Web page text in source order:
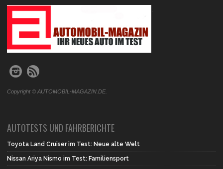
Copyright © AUTOMOBIL-MAGAZIN.DE.
AUTOTESTS UND FAHRBERICHTE
Toyota Land Cruiser im Test: Neue alte Welt
Nissan Ariya Nismo im Test: Familiensport